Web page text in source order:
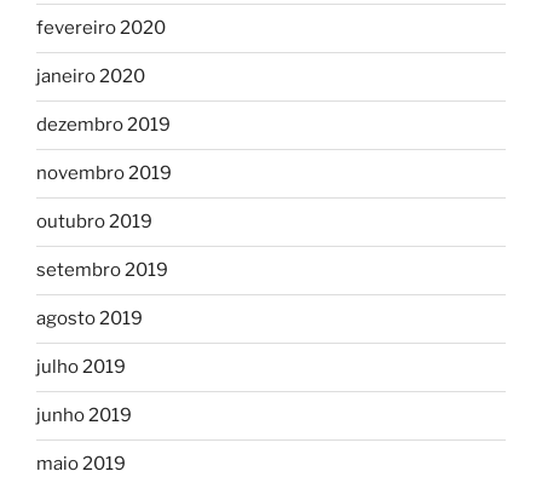
fevereiro 2020
janeiro 2020
dezembro 2019
novembro 2019
outubro 2019
setembro 2019
agosto 2019
julho 2019
junho 2019
maio 2019